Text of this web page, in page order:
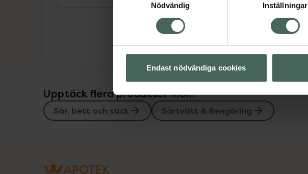
Nödvändig
Inställningar
Endast nödvändiga cookies
Upptäck flera produkter inom
Sår, bett och stick Sårtvätt & Rengöring